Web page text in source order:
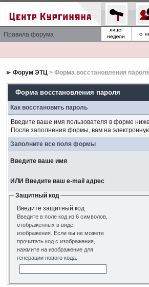
Правила форума
Форум ЭТЦ > Форма восстановления пароля
Форма восстановления пароля
Как восстановить пароль
Введите ваше имя пользователя в форме
После заполнения формы, вам на
Заполните все поля формы
Введите ваше имя
ИЛИ Введите ваш e-mail адрес
Защитный код
Введите защитный код
Введите в поле код из 6 символов,
отображенных в виде
изображения. Если вы не можете
прочитать код с изображения,
нажмите на изображение для
генерации нового кода.